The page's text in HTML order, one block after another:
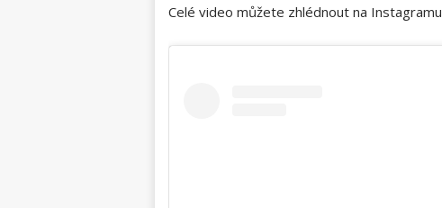
Celé video můžete zhlédnout na Instagramu